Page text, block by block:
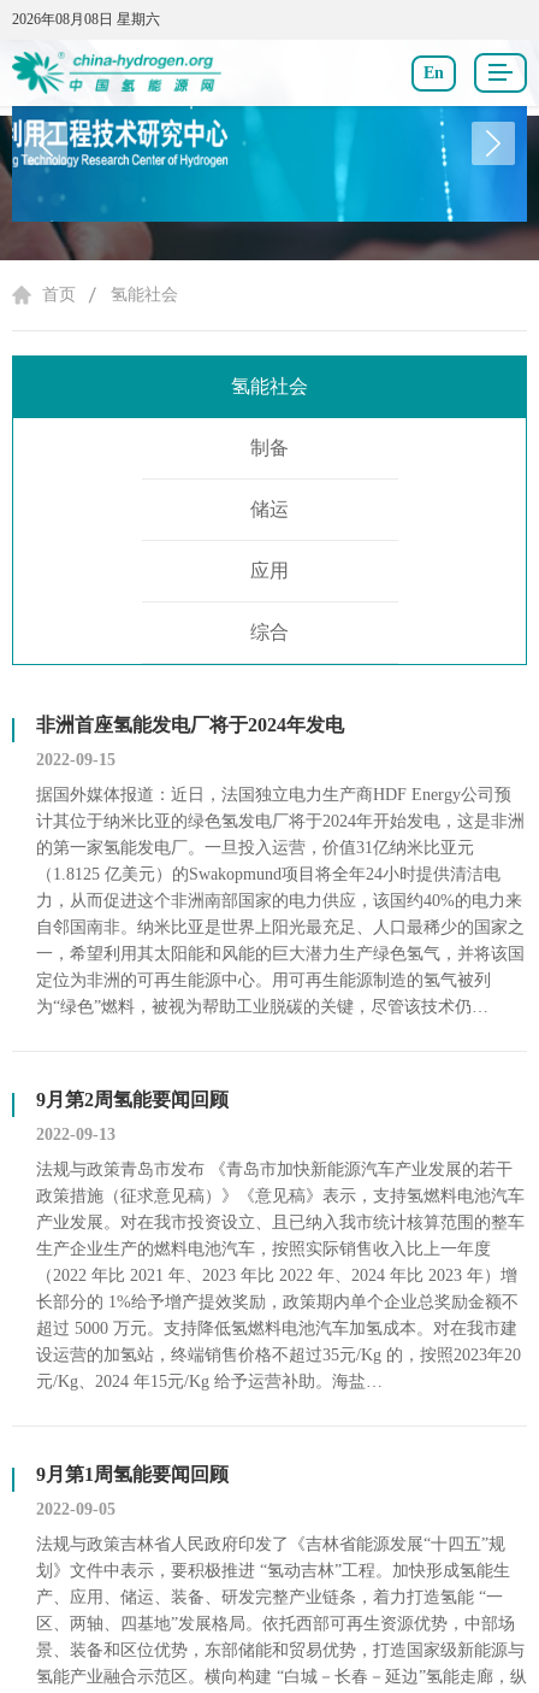
2026年08月08日 星期六
2026年08月08日 星期六
En
首页 氢能社会
氢能社会
制备
储运
应用
综合
非洲首座氢能发电厂将于2024年发电
2022-09-15
据国外媒体报道：近日，法国独立电力生产商HDF Energy公司预
计其位于纳米比亚的绿色氢发电厂将于2024年开始发电，这是非洲
的第一家氢能发电厂。一旦投入运营，价值31亿纳米比亚元
（1.8125 亿美元）的Swakopmund项目将全年24小时提供清洁电
力，从而促进这个非洲南部国家的电力供应，该国约40%的电力来
自邻国南非。纳米比亚是世界上阳光最充足、人口最稀少的国家之
一，希望利用其太阳能和风能的巨大潜力生产绿色氢气，并将该国
定位为非洲的可再生能源中心。用可再生能源制造的氢气被列
为“绿色”燃料，被视为帮助工业脱碳的关键，尽管该技术仍…
9月第2周氢能要闻回顾
2022-09-13
法规与政策青岛市发布 《青岛市加快新能源汽车产业发展的若干
政策措施（征求意见稿）》《意见稿》表示，支持氢燃料电池汽车
产业发展。对在我市投资设立、且已纳入我市统计核算范围的整车
生产企业生产的燃料电池汽车，按照实际销售收入比上一年度
（2022 年比 2021 年、2023 年比 2022 年、2024 年比 2023 年）增
长部分的 1%给予增产提效奖励，政策期内单个企业总奖励金额不
超过 5000 万元。支持降低氢燃料电池汽车加氢成本。对在我市建
设运营的加氢站，终端销售价格不超过35元/Kg 的，按照2023年20
元/Kg、2024 年15元/Kg 给予运营补助。海盐…
9月第1周氢能要闻回顾
2022-09-05
法规与政策吉林省人民政府印发了《吉林省能源发展“十四五”规
划》文件中表示，要积极推进 “氢动吉林”工程。加快形成氢能生
产、应用、储运、装备、研发完整产业链条，着力打造氢能 “一
区、两轴、四基地”发展格局。依托西部可再生资源优势，中部场
景、装备和区位优势，东部储能和贸易优势，打造国家级新能源与
氢能产业融合示范区。横向构建 “白城－长春－延边”氢能走廊，纵